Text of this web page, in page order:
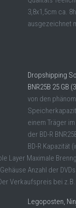
3,8x1,5cm ca.
ausgezeichnet
Dropshipping
BNR25B 25 GB
von den
einem Träger
der BD-R
BD-R Kapazität
Layer Maximale
Anzahl der
Verkaufspreis bei
Legoposten,